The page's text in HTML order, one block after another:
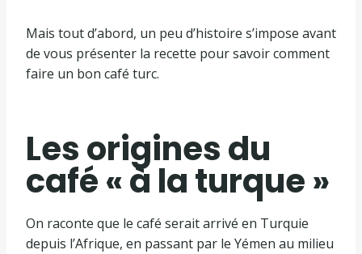
Mais tout d’abord, un peu d’histoire s’impose avant
de vous présenter la recette pour savoir comment
faire un bon café turc.
Les origines du
café « à la turque »
On raconte que le café serait arrivé en Turquie
depuis l’Afrique, en passant par le Yémen au milieu